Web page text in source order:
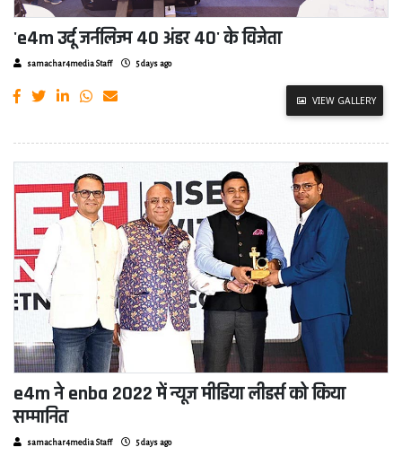
'e4m उर्दू जर्नलिज्म 40 अंडर 40' के विजेता
samachar4media Staff 5 days ago
VIEW GALLERY
e4m ने enba 2022 में न्यूज मीडिया लीडर्स को किया
सम्मानित
samachar4media Staff 5 days ago